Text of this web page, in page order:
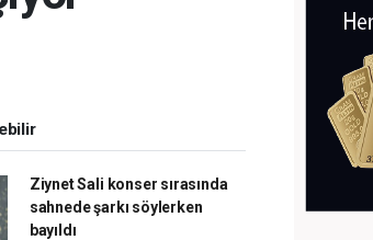
Ziynet Sali konser sırasında
sahnede şarkı söylerken
bayıldı